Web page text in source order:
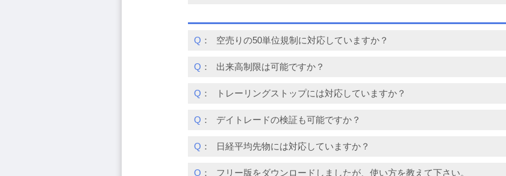
Q ： 空売りの50単位規制に対応していますか？
Q ： 出来高制限は可能ですか？
Q ： トレーリングストップには対応していますか？
Q ： デイトレードの検証も可能ですか？
Q ： 日経平均先物には対応していますか？
Q ： フリー版をダウンロードしましたが、使い方を教えて下さい。